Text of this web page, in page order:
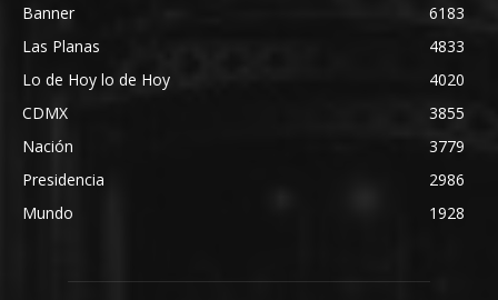
Banner
6183
Las Planas
4833
Lo de Hoy lo de Hoy
4020
CDMX
3855
Nación
3779
Presidencia
2986
Mundo
1928